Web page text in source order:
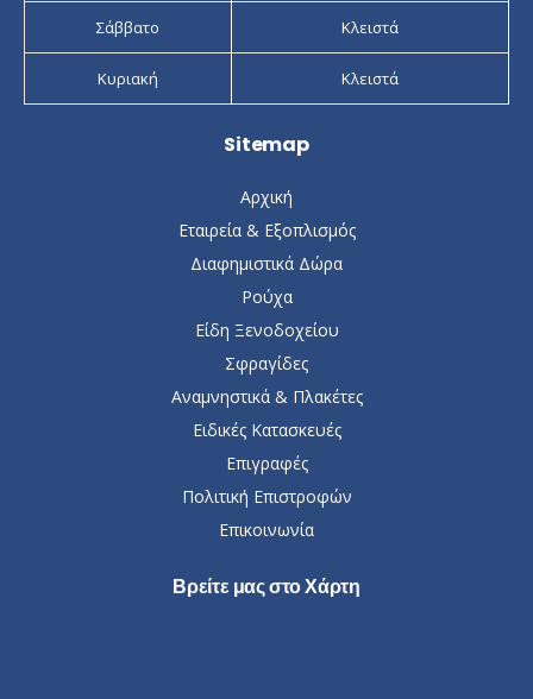
Σάββατο Κλειστά
Κυριακή Κλειστά
Sitemap
Αρχική
Εταιρεία & Εξοπλισμός
Διαφημιστικά Δώρα
Ρούχα
Είδη Ξενοδοχείου
Σφραγίδες
Αναμνηστικά & Πλακέτες
Ειδικές Κατασκευές
Επιγραφές
Πολιτική Επιστροφών
Επικοινωνία
Βρείτε μας στο Χάρτη